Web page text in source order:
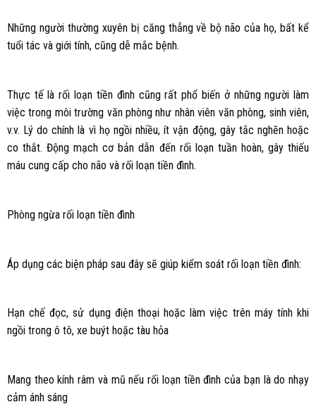
Những người thường xuyên bị căng thẳng về bộ não của họ, bất kể
tuổi tác và giới tính, cũng dễ mắc bệnh.
Thực tế là rối loạn tiền đình cũng rất phổ biến ở những người làm
việc trong môi trường văn phòng như nhân viên văn phòng, sinh viên,
v.v. Lý do chính là vì họ ngồi nhiều, ít vận động, gây tắc nghẽn hoặc
co thắt. Động mạch cơ bản dẫn đến rối loạn tuần hoàn, gây thiếu
máu cung cấp cho não và rối loạn tiền đình.
Phòng ngừa rối loạn tiền đình
Áp dụng các biện pháp sau đây sẽ giúp kiểm soát rối loạn tiền đình:
Hạn chế đọc, sử dụng điện thoại hoặc làm việc trên máy tính khi
ngồi trong ô tô, xe buýt hoặc tàu hỏa
Mang theo kính râm và mũ nếu rối loạn tiền đình của bạn là do nhạy
cảm ánh sáng